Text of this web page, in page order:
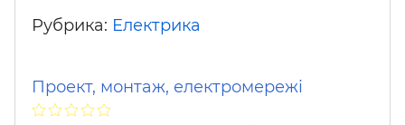
Рубрика: Електрика
Проект, монтаж, електромережі